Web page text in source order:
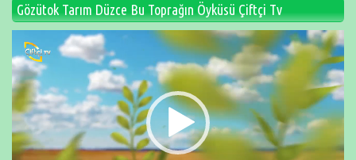
Gözütok Tarım Düzce Bu Toprağın Öyküsü Çiftçi Tv
oynatıcı